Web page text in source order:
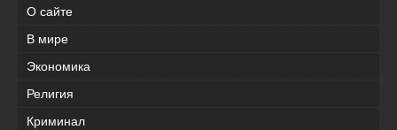
О сайте
В мире
Экономика
Религия
Криминал